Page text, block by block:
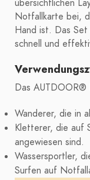
übersichtlichen
Notfallkarte bei,
Hand ist. Das
schnell und
Das
Wanderer, die in
Kletterer, die auf
angewiesen sind.
Wassersportler,
Surfen auf